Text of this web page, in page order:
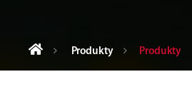
Produkty Produkty